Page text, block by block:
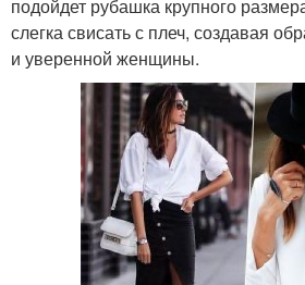
подойдет рубашка крупного
слегка свисать с плеч, создавая
и уверенной женщины.